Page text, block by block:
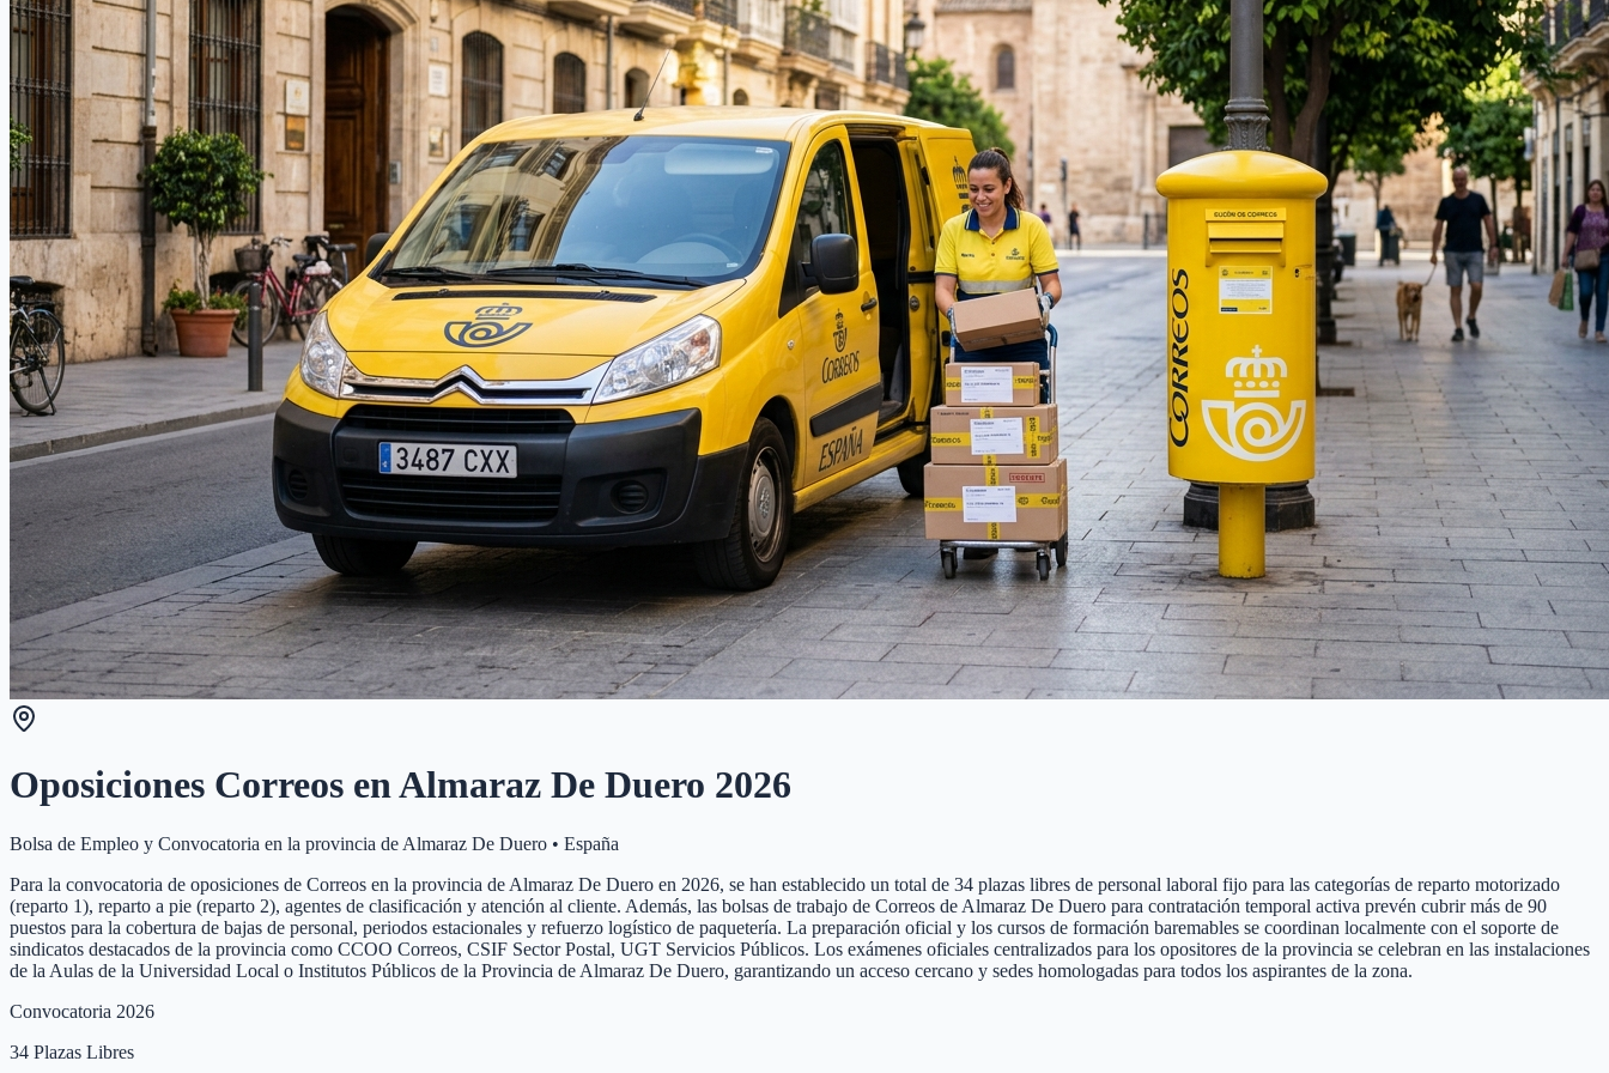
Oposiciones Correos enAlmaraz De Duero 2026
Bolsa de Empleo y Convocatoria en la provincia de Almaraz De Duero • España
Para la convocatoria de oposiciones de Correos en la provincia de Almaraz De Duero en 2026, se han establecido un total de 34 plazas libres de personal laboral fijo para las categorías de reparto motorizado
(reparto 1), reparto a pie (reparto 2), agentes de clasificación y atención al cliente. Además, las bolsas de trabajo de Correos de Almaraz De Duero para contratación temporal activa prevén cubrir más de 90
puestos para la cobertura de bajas de personal, periodos estacionales y refuerzo logístico de paquetería. La preparación oficial y los cursos de formación baremables se coordinan localmente con el soporte de
sindicatos destacados de la provincia como CCOO Correos, CSIF Sector Postal, UGT Servicios Públicos. Los exámenes oficiales centralizados para los opositores de la provincia se celebran en las instalaciones
de la Aulas de la Universidad Local o Institutos Públicos de la Provincia de Almaraz De Duero, garantizando un acceso cercano y sedes homologadas para todos los aspirantes de la zona.
Convocatoria 2026
34 Plazas Libres